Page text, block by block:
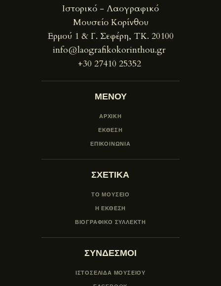
Ιστορικό - Λαογραφικό
Μουσείο Κορίνθου
Ερμού 1 & Γ. Σεφέρη, ΤΚ. 20100
info@laografikokorinthou.gr
+30 27410 25352
ΜΕΝΟΥ
ΑΡΧΙΚΗ
ΕΚΘΕΣΗ
ΕΠΙΚΟΙΝΩΝΙΑ
ΣΧΕΤΙΚΑ
ΤΟ ΜΟΥΣΕΙΟ
Η ΕΚΘΕΣΗ
ΒΙΟΓΡΑΦΙΚΟ ΣΥΛΛΕΚΤΗ
ΣΥΝΔΕΣΜΟΙ
ΙΣΤΟΣΕΛΙΔΑ ΜΟΥΣΕΊΟΥ